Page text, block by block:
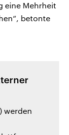
eine Mehrheit
betonte
werden